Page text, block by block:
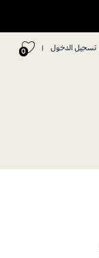
تسجيل الدخول |
0